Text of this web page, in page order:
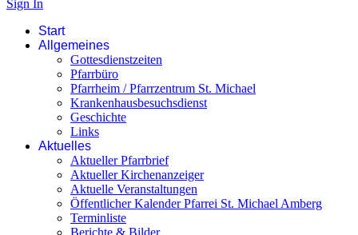
Sign In
Start
Allgemeines
Gottesdienstzeiten
Pfarrbüro
Pfarrheim / Pfarrzentrum St. Michael
Krankenhausbesuchsdienst
Geschichte
Links
Aktuelles
Aktueller Pfarrbrief
Aktueller Kirchenanzeiger
Aktuelle Veranstaltungen
Öffentlicher Kalender Pfarrei St. Michael Amberg
Terminliste